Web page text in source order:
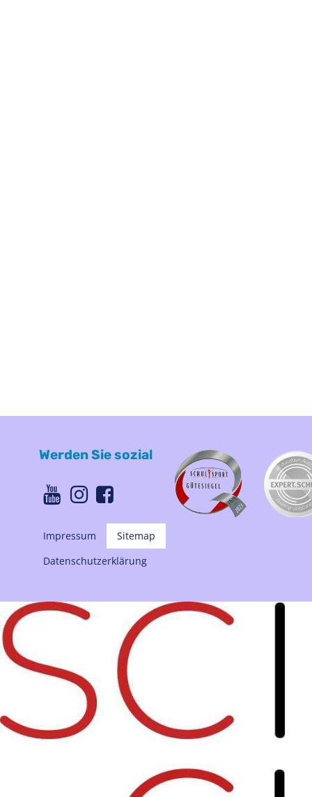
Werden Sie sozial
  
Impressum
Sitemap
Datenschutzerklärung